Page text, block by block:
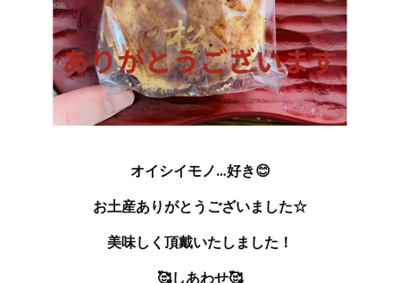
オイシイモノ…好き😊
お土産ありがとうございました☆
美味しく頂戴いたしました！
🥰しあわせ🥰